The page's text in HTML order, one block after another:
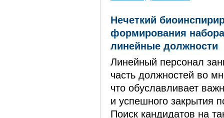
Нечеткий
формирования
линейные должности
Линейный персонал
часть должностей во
что обуславливает
и успешного закрытия
Поиск кандидатов на